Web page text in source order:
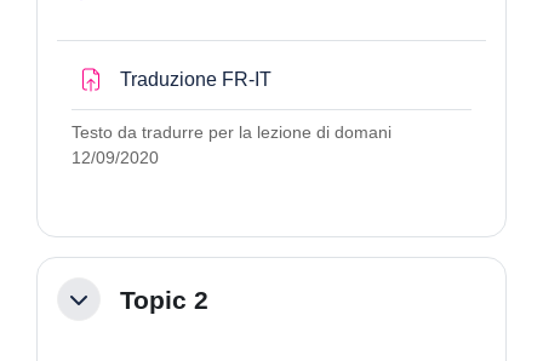
Traduzione FR-ITCompito
Testo da tradurre per la lezione di domani
12/09/2020
MinimizzaTopic 2